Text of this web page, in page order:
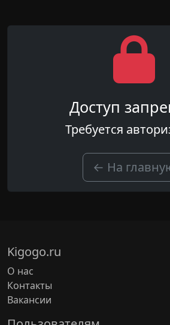
Доступ
Требуется
← На
Kigogo.ru
О нас
Контакты
Вакансии